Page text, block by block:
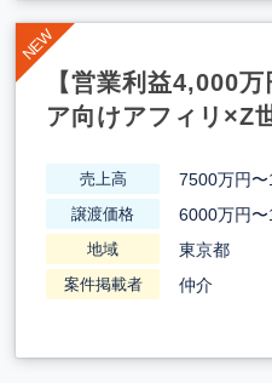
【営業利益4,000
ア向けアフィリ×Z
売上高 7500万円〜
譲渡価格 6000万円〜
地域 東京都
案件掲載者 仲介